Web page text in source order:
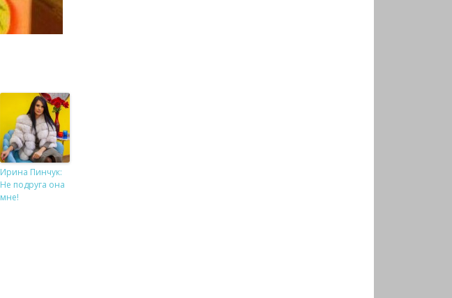
Ирина Пинчук:
Не подруга она
мне!